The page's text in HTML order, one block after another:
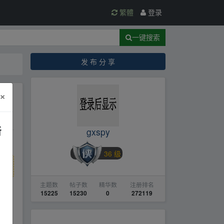
繁體 登录
一键搜索
发 布 分 享
gxspy
36 级
主题数
15225
帖子数
15230
精华数
0
注册排名
272119
×